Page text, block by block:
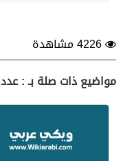
مواضيع ذات صلة بـ :